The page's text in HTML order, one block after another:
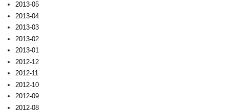
2013-05
2013-04
2013-03
2013-02
2013-01
2012-12
2012-11
2012-10
2012-09
2012-08